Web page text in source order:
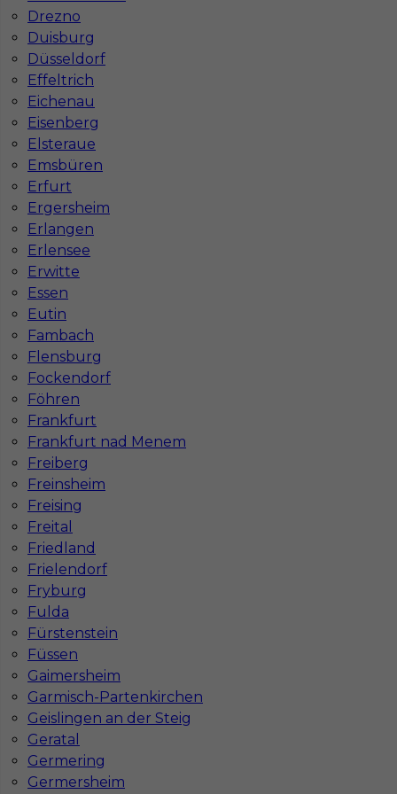
Drezno
Duisburg
Düsseldorf
Effeltrich
Eichenau
Eisenberg
Elsteraue
Emsbüren
Erfurt
Ergersheim
Erlangen
Erlensee
Erwitte
Essen
Eutin
Fambach
Flensburg
Fockendorf
Föhren
Frankfurt
Frankfurt nad Menem
Freiberg
Freinsheim
Freising
Freital
Friedland
Frielendorf
Fryburg
Fulda
Fürstenstein
Füssen
Gaimersheim
Garmisch-Partenkirchen
Geislingen an der Steig
Geratal
Germering
Germersheim
Najpopularniejsze miejscowości w Niemczech
Praca Augsburg
Praca Hamburg
Praca Berlin
Praca Hannover
Praca Dortmund
Praca Magdeburg
InServ © 2014 – 2026 | Wszelkie prawa zastrzeżone
Witryna korzysta z ciasteczek
Ta witryna używa ciasteczek (cookies) do
personalizacji treści i reklam, oferowania funkcji
społecznościowych oraz analizy naszego ruchu